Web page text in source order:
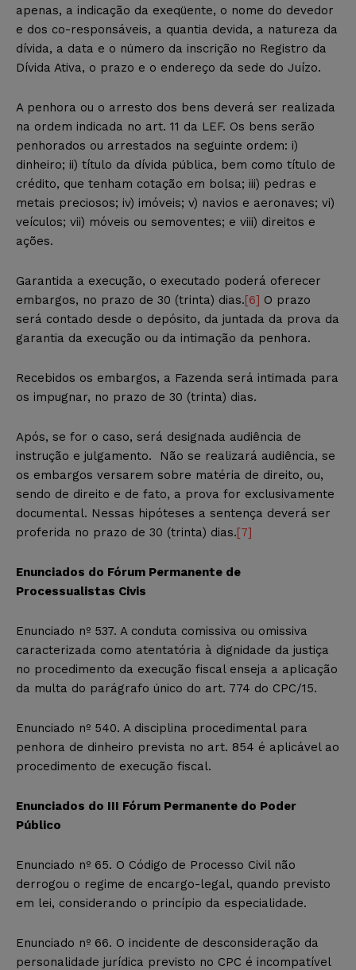
apenas, a indicação da exeqüente, o nome do devedor
e dos co-responsáveis, a quantia devida, a natureza da
dívida, a data e o número da inscrição no Registro da
Dívida Ativa, o prazo e o endereço da sede do Juízo.
A penhora ou o arresto dos bens deverá ser realizada
na ordem indicada no art. 11 da LEF. Os bens serão
penhorados ou arrestados na seguinte ordem: i)
dinheiro; ii) título da dívida pública, bem como título de
crédito, que tenham cotação em bolsa; iii) pedras e
metais preciosos; iv) imóveis; v) navios e aeronaves; vi)
veículos; vii) móveis ou semoventes; e viii) direitos e
ações.
Garantida a execução, o executado poderá oferecer
embargos, no prazo de 30 (trinta) dias.[6] O prazo
será contado desde o depósito, da juntada da prova da
garantia da execução ou da intimação da penhora.
Recebidos os embargos, a Fazenda será intimada para
os impugnar, no prazo de 30 (trinta) dias.
Após, se for o caso, será designada audiência de
instrução e julgamento. Não se realizará audiência, se
os embargos versarem sobre matéria de direito, ou,
sendo de direito e de fato, a prova for exclusivamente
documental. Nessas hipóteses a sentença deverá ser
proferida no prazo de 30 (trinta) dias.[7]
Enunciados do Fórum Permanente de
Processualistas Civis
Enunciado nº 537. A conduta comissiva ou omissiva
caracterizada como atentatória à dignidade da justiça
no procedimento da execução fiscal enseja a aplicação
da multa do parágrafo único do art. 774 do CPC/15.
Enunciado nº 540. A disciplina procedimental para
penhora de dinheiro prevista no art. 854 é aplicável ao
procedimento de execução fiscal.
Enunciados do III Fórum Permanente do Poder
Público
Enunciado nº 65. O Código de Processo Civil não
derrogou o regime de encargo-legal, quando previsto
em lei, considerando o princípio da especialidade.
Enunciado nº 66. O incidente de desconsideração da
personalidade jurídica previsto no CPC é incompatível